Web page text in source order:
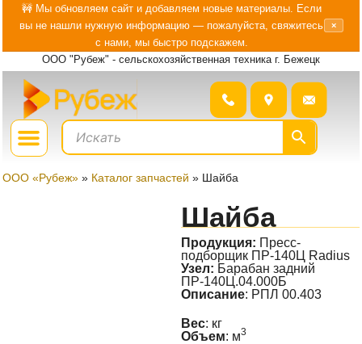
Перейти
содержимому
🚧 Мы обновляем сайт и добавляем новые материалы. Если
вы не нашли нужную информацию — пожалуйста, свяжитесь
с нами, мы быстро подскажем.
×
ООО "Рубеж" - сельскохозяйственная техника г. Бежецк
Menu
ООО «Рубеж» » Каталог запчастей » Шайба
Шайба
Продукция: Пресс-
подборщик ПР-140Ц Radius
Узел: Барабан задний
ПР-140Ц.04.000Б
Описание: РПЛ 00.403
Вес: кг
Объем: м3